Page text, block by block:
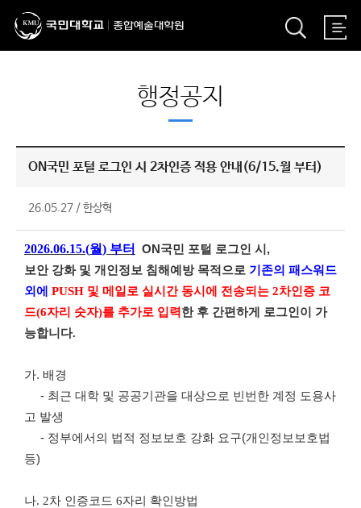
행정공지
ON국민 포털 로그인 시 2차인증 적용 안내(6/15.월 부터)
26.05.27 /한상혁
2026.06.15.(월) 부터 ON 국민 포털 로그인 시 ,
보안 강화 및 개인정보 침해예방 목적으로 기존의 패스워드
외에
PUSH 및 메일로 실시간 동시에 전송되는 2차인증 코
드(6자리 숫자)를 추가로 입력한 후 간편하게 로그인이 가
능합니다.
가. 배경
- 최근 대학 및 공공기관을 대상으로 빈번한 계정 도용사
고 발생
- 정부에서의 법적 정보보호 강화 요구(개인정보보호법
등)
나. 2차 인증코드 6자리 확인방법